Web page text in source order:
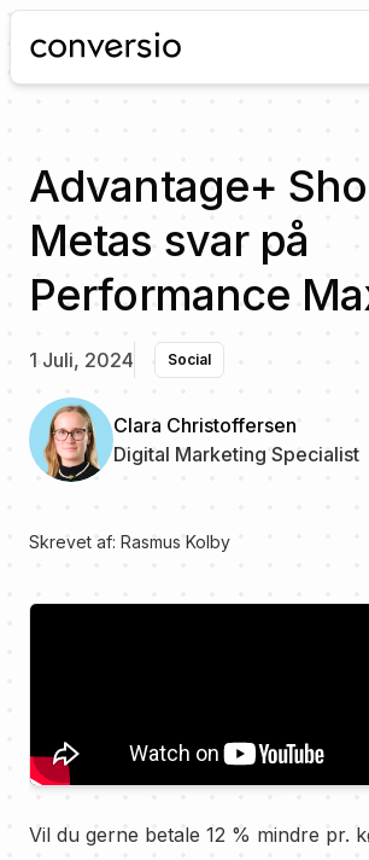
Conversio
Advantage+
Metas svar på
Performance
1 Juli, 2024 Social
Clara Christoffersen
Digital Marketing Specialist
Skrevet af: Rasmus Kolby
Vil du gerne betale 12 % mindre pr.